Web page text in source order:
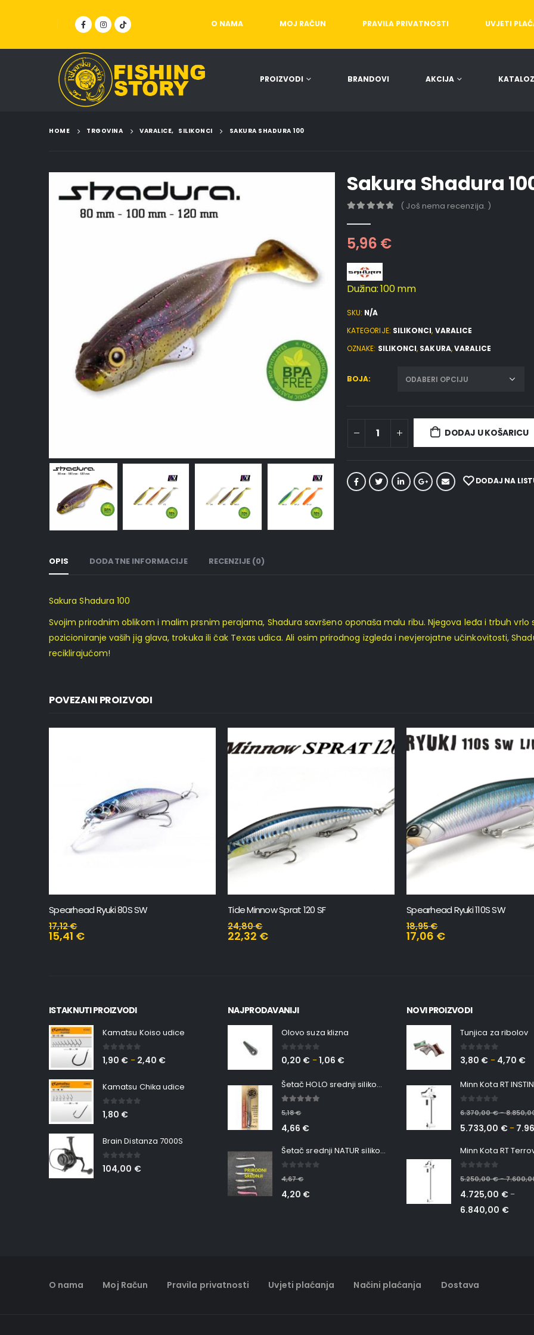
O NAMA MOJ RAČUN PRAVILA PRIVATNOSTI UVJETI
PROIZVODI BRANDOVI AKCIJA
HOME TRGOVINA VARALICE, SILIKONCI SAKURA SHADURA 100
Sakura Shadura
( Još nema recenzija. )
5,96 €
Dužina: 100 mm
SKU: N/A
KATEGORIJE: SILIKONCI, VARALICE
OZNAKE: SILIKONCI, SAKURA,VARALICE
BOJA
DODAJ U KOŠARICU
DODAJ NA
OPIS DODATNE INFORMACIJE RECENZIJE (0)
Sakura Shadura 100
Svojim prirodnim oblikom i malim prsnim perajama, Shadura savršeno oponaša malu ribu. Njegova leđa i trbuh vrlo
pozicioniranje vaših jig glava, trokuka ili čak Texas udica. Ali osim prirodnog izgleda i nevjerojatne učinkovitosti,
reciklirajućom!
POVEZANI PROIZVODI
Spearhead Ryuki 80S SW
17,12€
15,41 €
Tide Minnow Sprat 120 SF
24,80€
22,32 €
Spearhead Ryuki 110S SW
18,95€
17,06 €
ISTAKNUTI PROIZVODI
Kamatsu Koiso udice
0 out of 5
1,90 € – 2,40 €
Kamatsu Chika udice
0 out of 5
1,80 €
Brain Distanza 7000S
0out of 5
104,00 €
NAJPRODAVANIJI
Olovo suza klizna
0 out of 5
0,20 € –1,06 €
Šetač HOLO srednji silikonska Ribica Belgrade Walker
5,18€
4,66 €
Šetač srednji NATUR silikonska ribica Belgrade Walker
4,67€
4,20 €
NOVI PROIZVODI
Tunjica za ribolov
0 out of 5
3,80 € – 4,70 €
6.370,00€–
5.733,00 €–
5.250,00€–
4.725,00 €–
6.840,00 €
O nama Moj Račun Pravila privatnosti Uvjeti plaćanja Načini plaćanja Dostava